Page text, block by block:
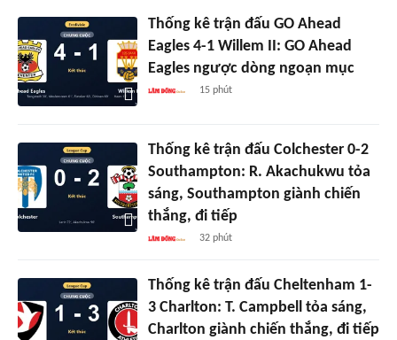
Thống kê trận đấu GO Ahead
Eagles 4-1 Willem II: GO Ahead
Eagles ngược dòng ngoạn mục
15 phút
Thống kê trận đấu Colchester 0-2
Southampton: R. Akachukwu tỏa
sáng, Southampton giành chiến
thắng, đi tiếp
32 phút
Thống kê trận đấu Cheltenham 1-
3 Charlton: T. Campbell tỏa sáng,
Charlton giành chiến thắng, đi tiếp